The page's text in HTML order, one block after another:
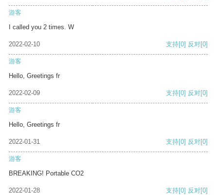
游客
I called you 2 times. W
2022-02-10 支持[0] 反对[0]
游客
Hello, Greetings fr
2022-02-09 支持[0] 反对[0]
游客
Hello, Greetings fr
2022-01-31 支持[0] 反对[0]
游客
BREAKING! Portable CO2
2022-01-28 支持[0] 反对[0]